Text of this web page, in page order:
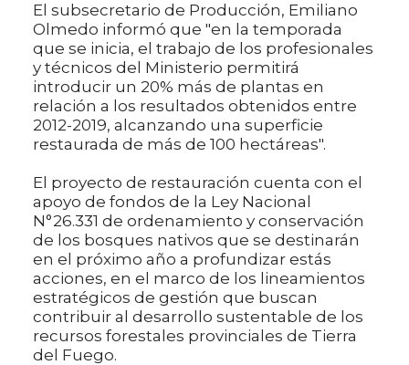
El subsecretario de Producción, Emiliano
Olmedo informó que "en la temporada
que se inicia, el trabajo de los profesionales
y técnicos del Ministerio permitirá
introducir un 20% más de plantas en
relación a los resultados obtenidos entre
2012-2019, alcanzando una superficie
restaurada de más de 100 hectáreas".
El proyecto de restauración cuenta con el
apoyo de fondos de la Ley Nacional
N°26.331 de ordenamiento y conservación
de los bosques nativos que se destinarán
en el próximo año a profundizar estás
acciones, en el marco de los lineamientos
estratégicos de gestión que buscan
contribuir al desarrollo sustentable de los
recursos forestales provinciales de Tierra
del Fuego.